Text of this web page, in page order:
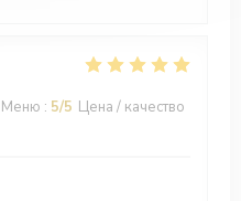
Меню : 5/5 Цена / качество